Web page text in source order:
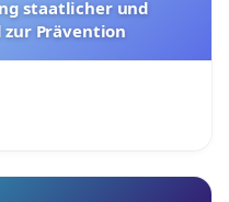
staatlicher und
Prävention